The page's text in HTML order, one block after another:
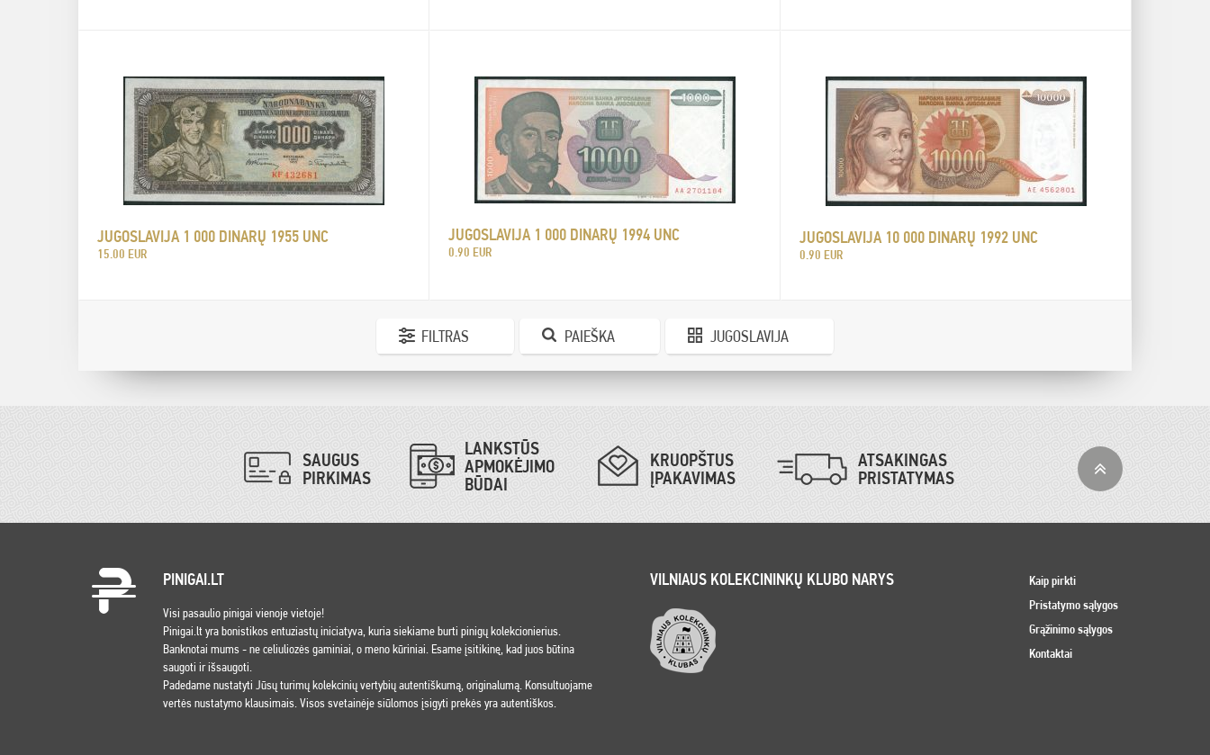
JUGOSLAVIJA 1 000 DINARŲ 1955 UNC
15.00 EUR
JUGOSLAVIJA 1 000 DINARŲ 1994 UNC
0.90 EUR
JUGOSLAVIJA 10 000 DINARŲ 1992 UNC
0.90 EUR
FILTRAS PAIEŠKA JUGOSLAVIJA
SAUGUS
PIRKIMAS
LANKSTŪS
APMOKĖJIMO
BŪDAI
KRUOPŠTUS
ĮPAKAVIMAS
ATSAKINGAS
PRISTATYMAS
PINIGAI.LT
Visi pasaulio pinigai vienoje vietoje!
Pinigai.lt yra bonistikos entuziastų iniciatyva, kuria siekiame burti pinigų kolekcionierius.
Banknotai mums - ne celiuliozės gaminiai, o meno kūriniai. Esame įsitikinę, kad juos būtina
saugoti ir išsaugoti.
Padedame nustatyti Jūsų turimų kolekcinių vertybių autentiškumą, originalumą. Konsultuojame
vertės nustatymo klausimais. Visos svetainėje siūlomos įsigyti prekės yra autentiškos.
VILNIAUS KOLEKCININKŲ KLUBO NARYS
Kaip pirkti
Pristatymo sąlygos
Grąžinimo sąlygos
Kontaktai